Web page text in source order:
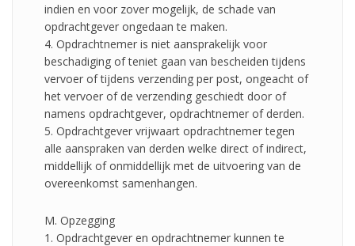
indien en voor zover mogelijk, de schade van
opdrachtgever ongedaan te maken.
4. Opdrachtnemer is niet aansprakelijk voor
beschadiging of teniet gaan van bescheiden tijdens
vervoer of tijdens verzending per post, ongeacht of
het vervoer of de verzending geschiedt door of
namens opdrachtgever, opdrachtnemer of derden.
5. Opdrachtgever vrijwaart opdrachtnemer tegen
alle aanspraken van derden welke direct of indirect,
middellijk of onmiddellijk met de uitvoering van de
overeenkomst samenhangen.
M. Opzegging
1. Opdrachtgever en opdrachtnemer kunnen te